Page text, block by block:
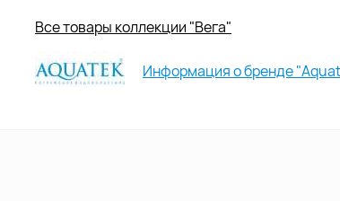
Все товары коллекции "Вега"
Информация о бренде